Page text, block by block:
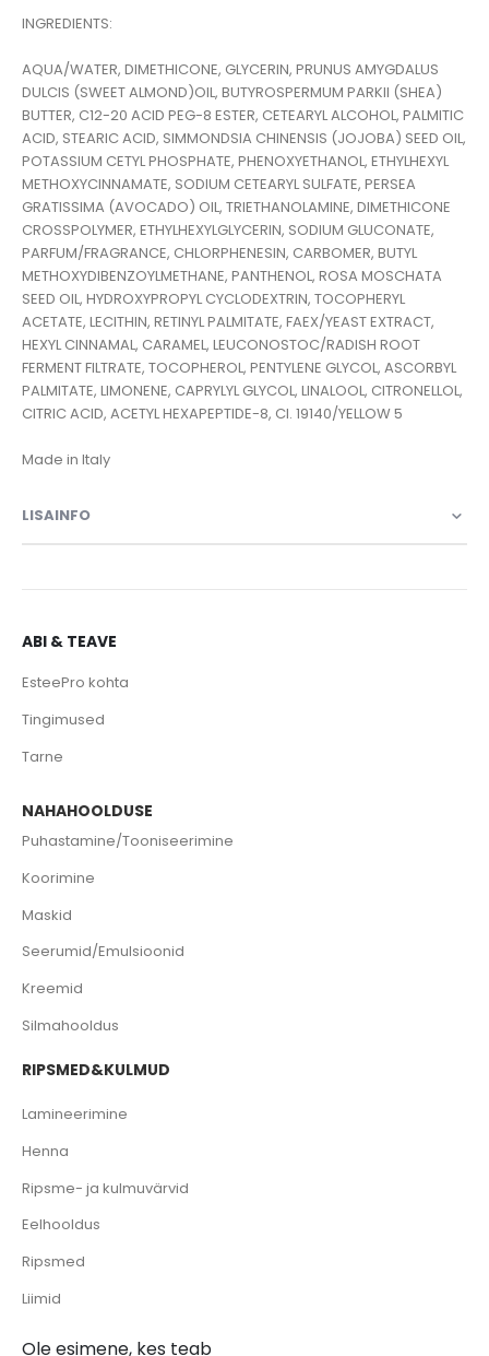
INGREDIENTS:
AQUA/WATER, DIMETHICONE, GLYCERIN, PRUNUS AMYGDALUS
DULCIS (SWEET ALMOND)OIL, BUTYROSPERMUM PARKII (SHEA)
BUTTER, C12-20 ACID PEG-8 ESTER, CETEARYL ALCOHOL, PALMITIC
ACID, STEARIC ACID, SIMMONDSIA CHINENSIS (JOJOBA) SEED OIL,
POTASSIUM CETYL PHOSPHATE, PHENOXYETHANOL, ETHYLHEXYL
METHOXYCINNAMATE, SODIUM CETEARYL SULFATE, PERSEA
GRATISSIMA (AVOCADO) OIL, TRIETHANOLAMINE, DIMETHICONE
CROSSPOLYMER, ETHYLHEXYLGLYCERIN, SODIUM GLUCONATE,
PARFUM/FRAGRANCE, CHLORPHENESIN, CARBOMER, BUTYL
METHOXYDIBENZOYLMETHANE, PANTHENOL, ROSA MOSCHATA
SEED OIL, HYDROXYPROPYL CYCLODEXTRIN, TOCOPHERYL
ACETATE, LECITHIN, RETINYL PALMITATE, FAEX/YEAST EXTRACT,
HEXYL CINNAMAL, CARAMEL, LEUCONOSTOC/RADISH ROOT
FERMENT FILTRATE, TOCOPHEROL, PENTYLENE GLYCOL, ASCORBYL
PALMITATE, LIMONENE, CAPRYLYL GLYCOL, LINALOOL, CITRONELLOL,
CITRIC ACID, ACETYL HEXAPEPTIDE-8, CI. 19140/YELLOW 5
Made in Italy
LISAINFO
ABI & TEAVE
EsteePro kohta
Tingimused
Tarne
NAHAHOOLDUSE
Puhastamine/Tooniseerimine
Koorimine
Maskid
Seerumid/Emulsioonid
Kreemid
Silmahooldus
RIPSMED&KULMUD
Lamineerimine
Henna
Ripsme- ja kulmuvärvid
Eelhooldus
Ripsmed
Liimid
Ole esimene, kes teab